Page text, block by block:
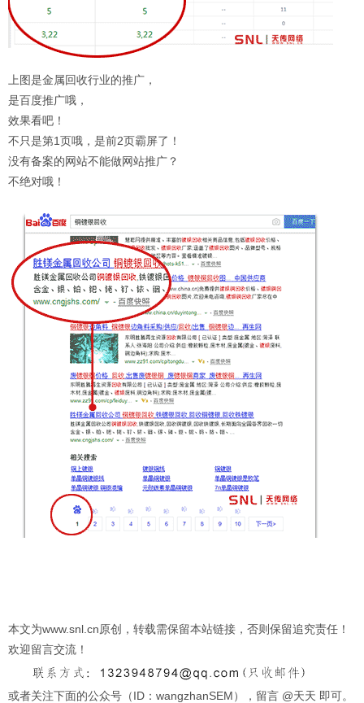
上图是金属回收行业的推广，
是百度推广哦，
效果看吧！
不只是第1页哦，是前2页霸屏了！
没有备案的网站不能做网站推广？
不绝对哦！
本文为www.snl.cn原创，转载需保留本站链接，否则保留追究责任！
欢迎留言交流！
或者关注下面的公众号（ID：wangzhanSEM），留言 @天天 即可。